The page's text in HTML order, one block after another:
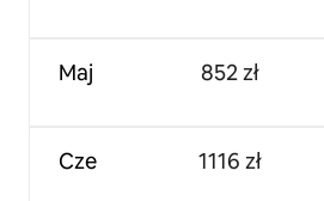
Maj
Cze
852 zł
1116 zł